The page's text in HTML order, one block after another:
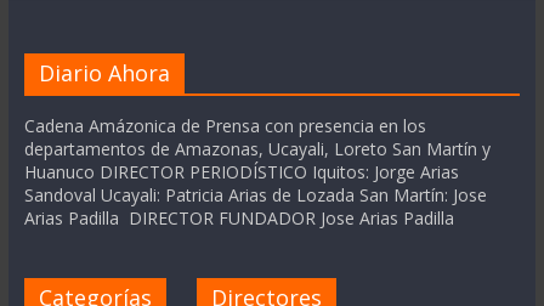
Diario Ahora
Cadena Amázonica de Prensa con presencia en los
departamentos de Amazonas, Ucayali, Loreto San Martín y
Huanuco DIRECTOR PERIODÍSTICO Iquitos: Jorge Arias
Sandoval Ucayali: Patricia Arias de Lozada San Martín: Jose
Arias Padilla DIRECTOR FUNDADOR Jose Arias Padilla
Categorías Directores